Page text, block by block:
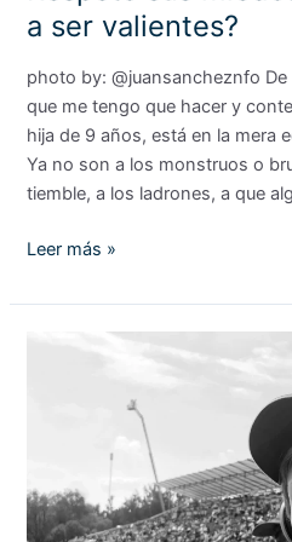
a ser valientes?
photo by: @juansancheznfo
que me tengo que hacer y
hija de 9 años, está en la mera
Ya no son a los monstruos o
tiemble, a los ladrones, a que
Leer más »
sensoriales…